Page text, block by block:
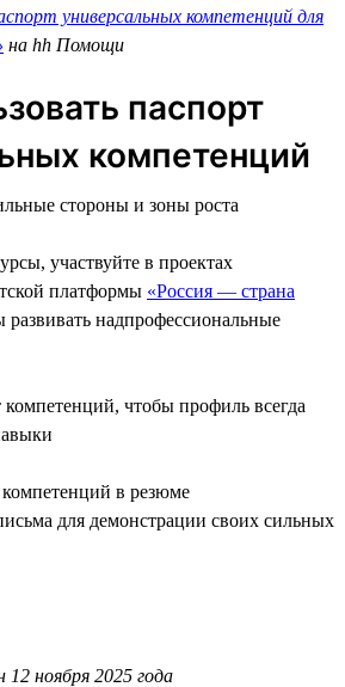
универсальных компетенций для
на hh Помощи
паспорт
компетенций
стороны и зоны роста
участвуйте в проектах
платформы «Россия — страна
развивать надпрофессиональные
компетенций, чтобы профиль всегда
компетенций в резюме
для демонстрации своих сильных
ноября 2025 года